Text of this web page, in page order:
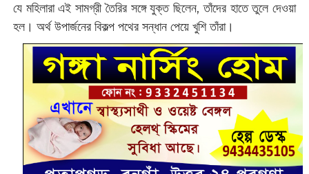
যে মহিলারা এই সামগ্রী তৈরির সঙ্গে যুক্ত ছিলেন, তাঁদের হাতে তুলে দেওয়া
হল। অর্থ উপার্জনের বিকল্প পথের সন্ধান পেয়ে খুশি তাঁরা।